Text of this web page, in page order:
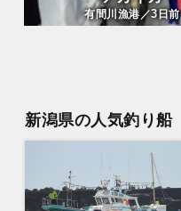
有間川漁港／3 日前
新潟県の人気釣り船